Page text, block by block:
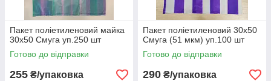
Пакет поліетиленовий майка
30х50 Смуга уп.250 шт
Готово до відправки
255 ₴/упаковка
Пакет поліетиленовий 30х50
Смуга (51 мкм) уп.100 шт
Готово до відправки
290 ₴/упаковка